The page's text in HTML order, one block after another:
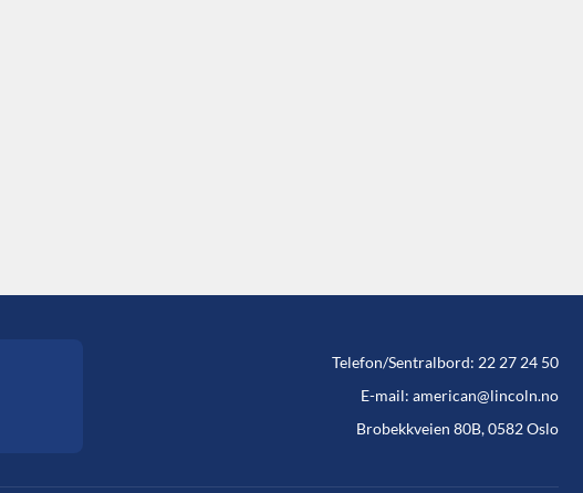
Telefon/Sentralbord: 22 27 24 50
E-mail: american@lincoln.no
Brobekkveien 80B, 0582 Oslo